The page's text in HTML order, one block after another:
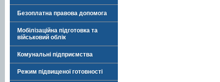
Безоплатна правова допомога
Мобілізаційна підготовка та
військовий облік
Комунальні підприємства
Режим підвищеної готовності